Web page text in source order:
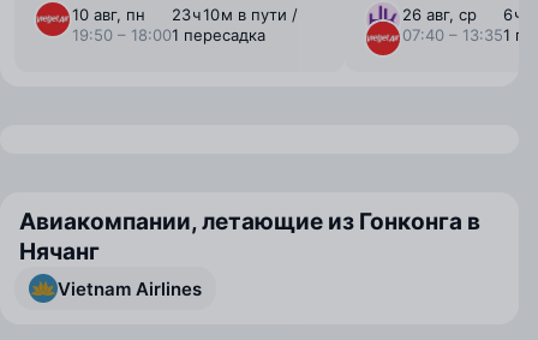
10 авг, пн
19:50 – 18:00
23 ⁠ч 10 ⁠м в пути /
1 пересадка
26 авг, ср
07:40 – 13:35
6 ⁠ч
1
Авиакомпании, летающие из Гонконга в
Нячанг
Vietnam Airlines